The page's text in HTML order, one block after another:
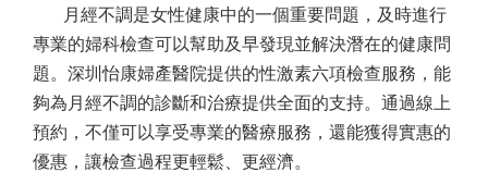
月經不調是女性健康中的一個重要問題，及時進行
專業的婦科檢查可以幫助及早發現並解決潛在的健康問
題。深圳怡康婦產醫院提供的性激素六項檢查服務，能
夠為月經不調的診斷和治療提供全面的支持。通過線上
預約，不僅可以享受專業的醫療服務，還能獲得實惠的
優惠，讓檢查過程更輕鬆、更經濟。